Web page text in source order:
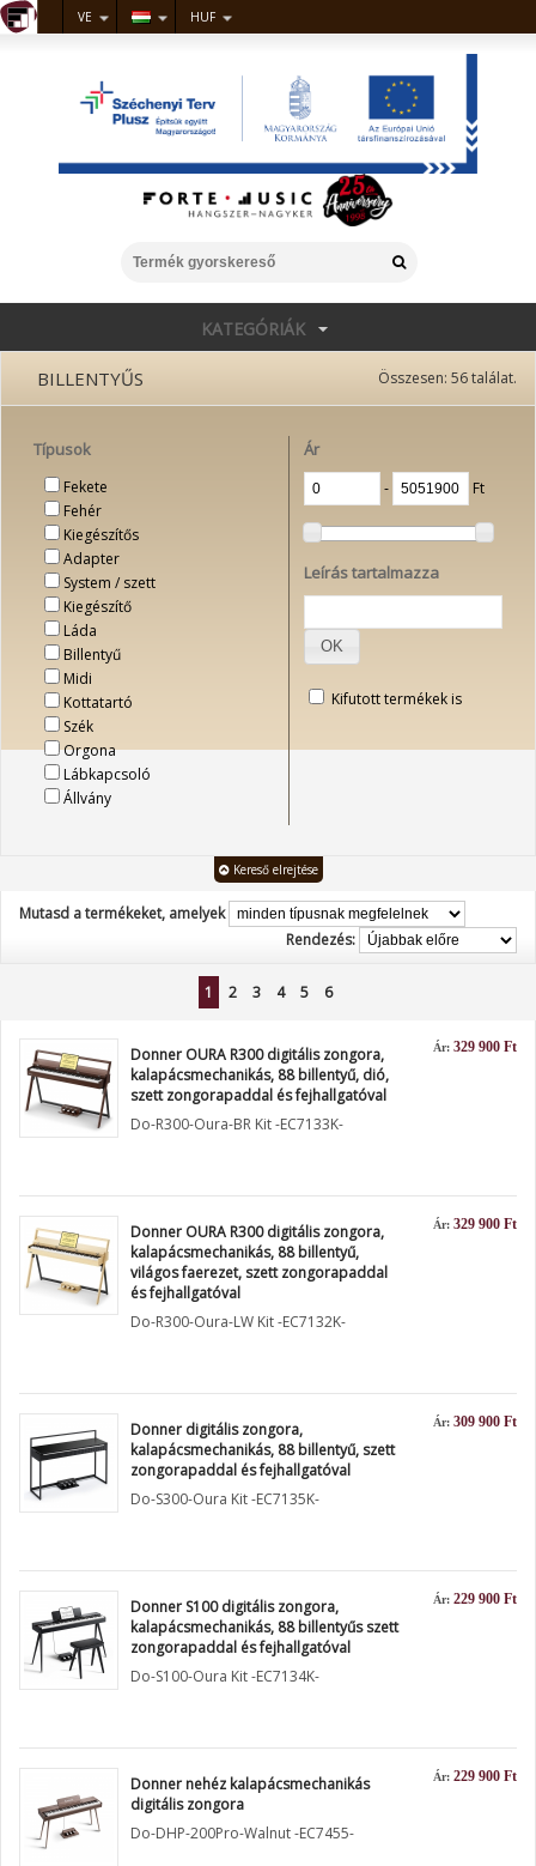
VE HUF
KATEGÓRIÁK
Összesen: 56találat.
BILLENTYŰS
Típusok
Fekete
Fehér
Kiegészítős
Adapter
System / szett
Kiegészítő
Láda
Billentyű
Midi
Kottatartó
Szék
Orgona
Lábkapcsoló
Állvány
Ár
‐ Ft
Leírás tartalmazza
OK
Kifutott termékek is
Kereső elrejtése
Mutasd a termékeket, amelyek
Rendezés:
1 2 3 4 5 6
Ár: 329 900 Ft
Donner OURA R300 digitális zongora,
kalapácsmechanikás, 88 billentyű, dió,
szett zongorapaddal és fejhallgatóval
Do-R300-Oura-BR Kit -EC7133K-
Ár: 329 900 Ft
Donner OURA R300 digitális zongora,
kalapácsmechanikás, 88 billentyű,
világos faerezet, szett zongorapaddal
és fejhallgatóval
Do-R300-Oura-LW Kit -EC7132K-
Ár: 309 900 Ft
Donner digitális zongora,
kalapácsmechanikás, 88 billentyű, szett
zongorapaddal és fejhallgatóval
Do-S300-Oura Kit -EC7135K-
Ár: 229 900 Ft
Donner S100 digitális zongora,
kalapácsmechanikás, 88 billentyűs szett
zongorapaddal és fejhallgatóval
Do-S100-Oura Kit -EC7134K-
Ár: 229 900 Ft
Donner nehéz kalapácsmechanikás
digitális zongora
Do-DHP-200Pro-Walnut -EC7455-